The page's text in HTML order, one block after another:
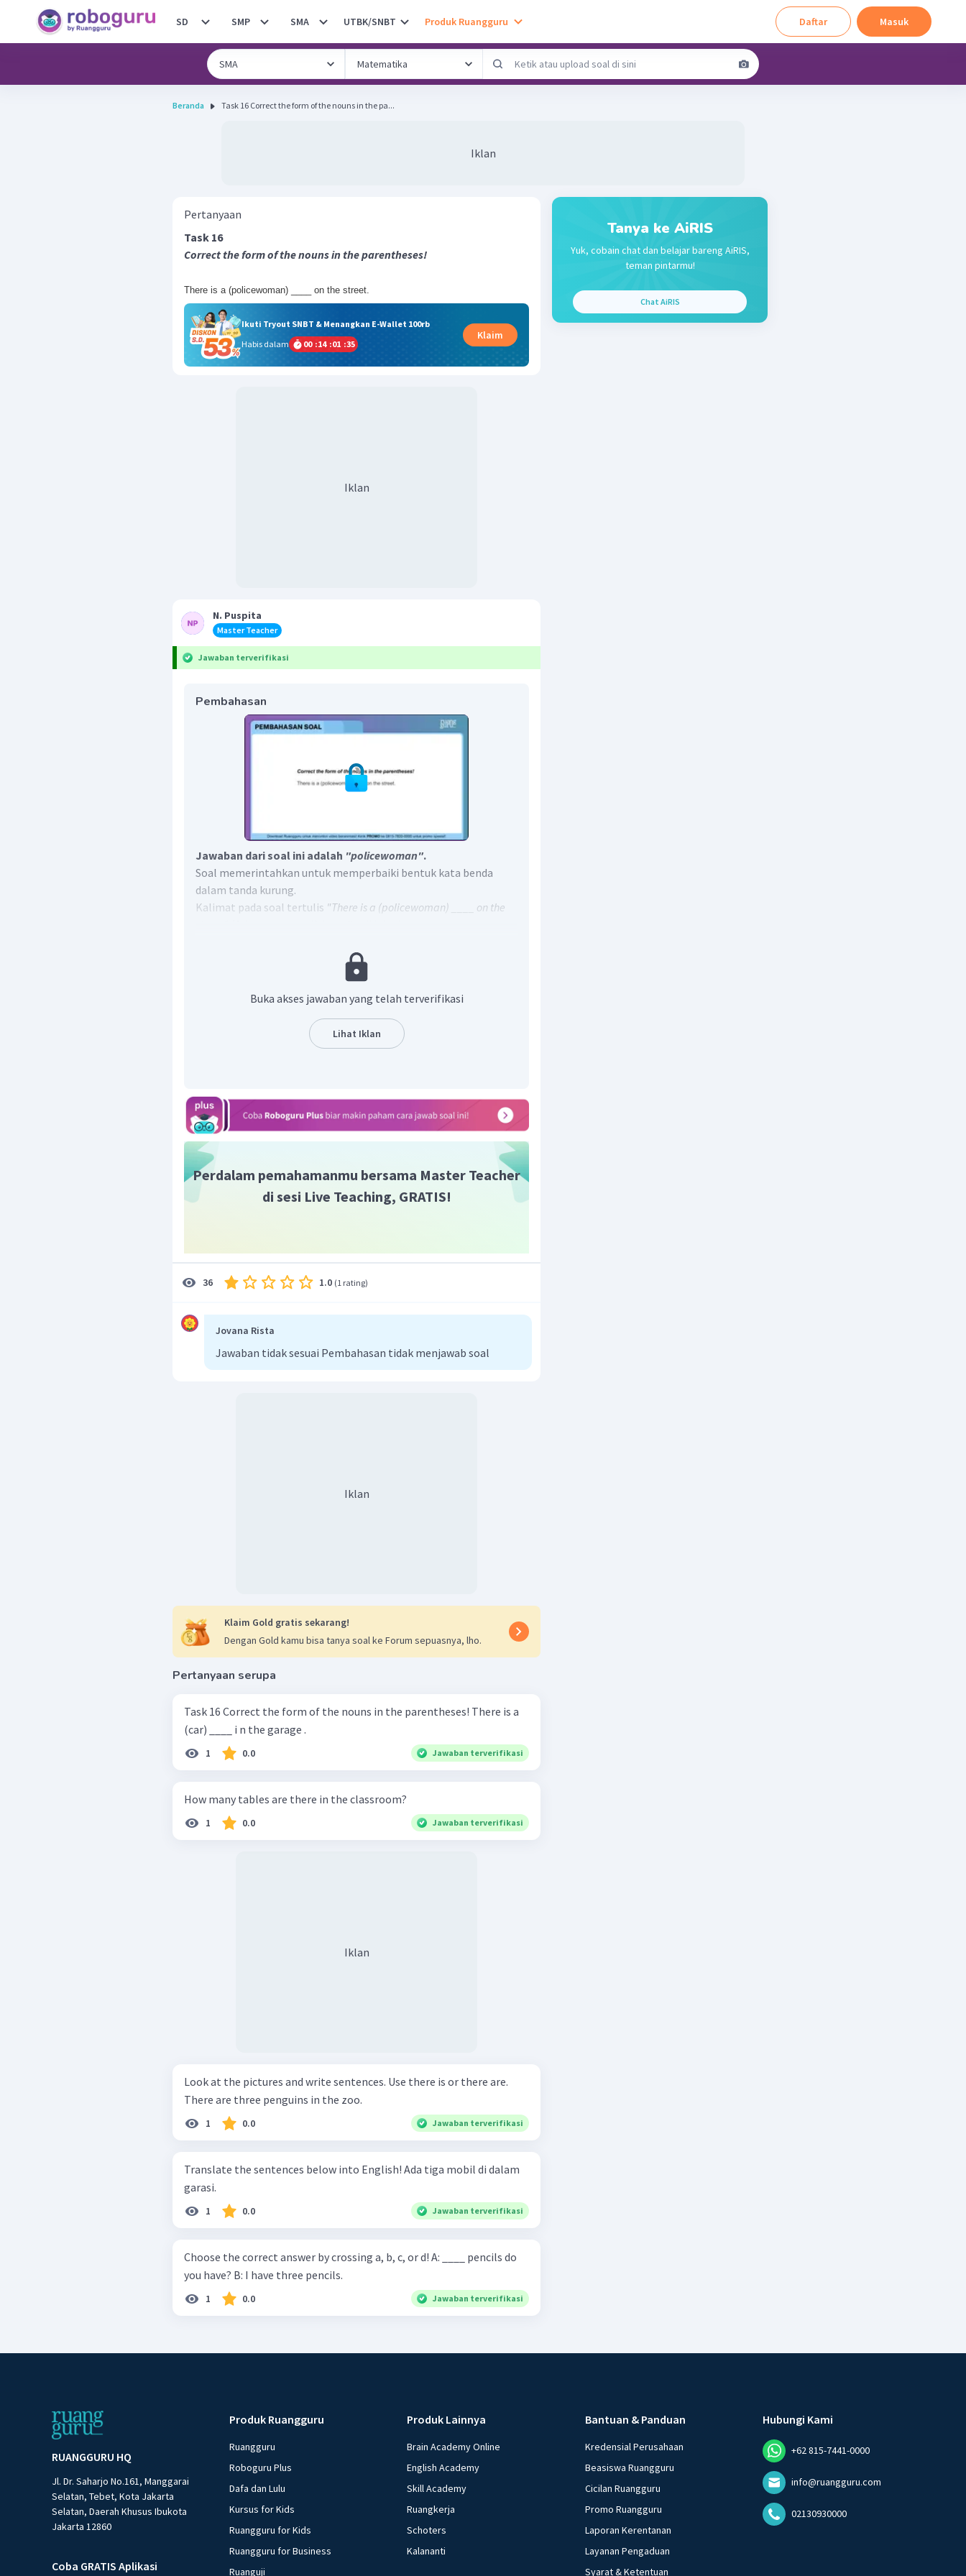
SD SMP SMA UTBK/SNBT Produk Ruangguru Daftar Masuk
Beranda Task 16 Correct the form of the nouns in the pa...
Iklan
Pertanyaan
Task 16
Correct the form of the nouns in the parentheses!
There is a (policewoman) ____ on the street.
Ikuti Tryout SNBT & Menangkan E-Wallet 100rb
Habis dalam
00 :14 :01 :34
Klaim
Iklan
N. Puspita
Master Teacher
Jawaban terverifikasi
Pembahasan
Jawaban dari soal ini adalah "policewoman".
Soal memerintahkan untuk memperbaiki bentuk kata benda
dalam tanda kurung.
Kalimat pada soal tertulis "There is a (policewoman) ____ on the
policewoman merupakan kata benda tunggal, karena diawali
(ada seorang). Karena kata
diikuti dengan benda tunggal.
Dengan demikian, kalimatnya menjadi
"There is a policewoman on
(Ada seorang polisi wanita di jalan)
Buka akses jawaban yang telah terverifikasi
Lihat Iklan
Perdalam pemahamanmu bersama Master Teacher
di sesi Live Teaching, GRATIS!
36 1.0 (1 rating)
Jovana Rista
Jawaban tidak sesuai Pembahasan tidak menjawab soal
Iklan
Klaim Gold gratis sekarang!
Dengan Gold kamu bisa tanya soal ke Forum sepuasnya, lho.
Pertanyaan serupa
Task 16 Correct the form of the nouns in the parentheses! There is a
(car) ____ i n the garage .
1 0.0 Jawaban terverifikasi
How many tables are there in the classroom?
1 0.0 Jawaban terverifikasi
Iklan
Look at the pictures and write sentences. Use there is or there are.
There are three penguins in the zoo.
1 0.0 Jawaban terverifikasi
Translate the sentences below into English! Ada tiga mobil di dalam
garasi.
1 0.0 Jawaban terverifikasi
Choose the correct answer by crossing a, b, c, or d! A: ____ pencils do
you have? B: I have three pencils.
1 0.0 Jawaban terverifikasi
Tanya ke AiRIS
Yuk, cobain chat dan belajar bareng AiRIS,
teman pintarmu!
Chat AiRIS
RUANGGURU HQ
Jl. Dr. Saharjo No.161, Manggarai
Selatan, Tebet, Kota Jakarta
Selatan, Daerah Khusus Ibukota
Jakarta 12860
Coba GRATIS Aplikasi
Produk Ruangguru
Ruangguru
Roboguru Plus
Dafa dan Lulu
Kursus for Kids
Ruangguru for Kids
Ruangguru for Business
Ruanguji
Produk Lainnya
Brain Academy Online
English Academy
Skill Academy
Ruangkerja
Schoters
Kalananti
Bantuan & Panduan
Kredensial Perusahaan
Beasiswa Ruangguru
Cicilan Ruangguru
Promo Ruangguru
Laporan Kerentanan
Layanan Pengaduan
Syarat & Ketentuan
Hubungi Kami
+62 815-7441-0000
info@ruangguru.com
02130930000